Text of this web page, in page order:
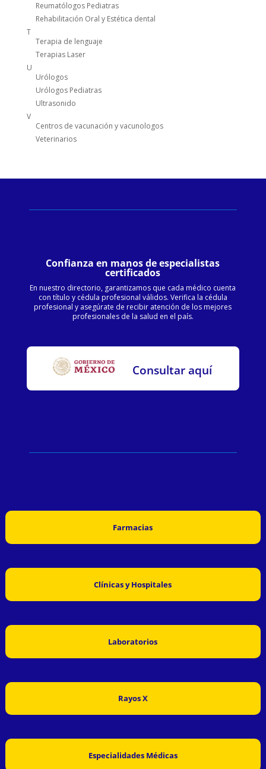
Reumatólogos Pediatras
Rehabilitación Oral y Estética dental
T
Terapia de lenguaje
Terapias Laser
U
Urólogos
Urólogos Pediatras
Ultrasonido
V
Centros de vacunación y vacunologos
Veterinarios
Confianza en manos de especialistas
certificados
En nuestro directorio, garantizamos que cada médico cuenta
con título y cédula profesional válidos. Verifica la cédula
profesional y asegúrate de recibir atención de los mejores
profesionales de la salud en el país.
Consultar aquí
Farmacias
Clínicas y Hospitales
Laboratorios
Rayos X
Especialidades Médicas